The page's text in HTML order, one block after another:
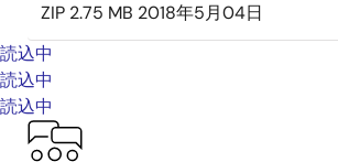
ZIP 2.75 MB 2018年5月04日
読込中
読込中
読込中